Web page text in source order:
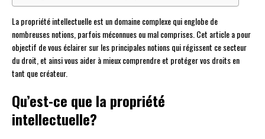
La propriété intellectuelle est un domaine complexe qui englobe de
nombreuses notions, parfois méconnues ou mal comprises. Cet article a pour
objectif de vous éclairer sur les principales notions qui régissent ce secteur
du droit, et ainsi vous aider à mieux comprendre et protéger vos droits en
tant que créateur.
Qu’est-ce que la propriété
intellectuelle?